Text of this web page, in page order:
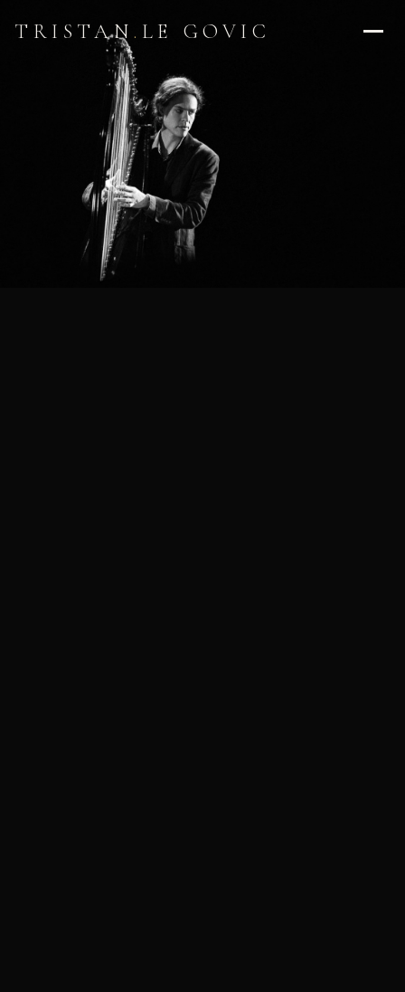
TRISTAN . LE GOVIC